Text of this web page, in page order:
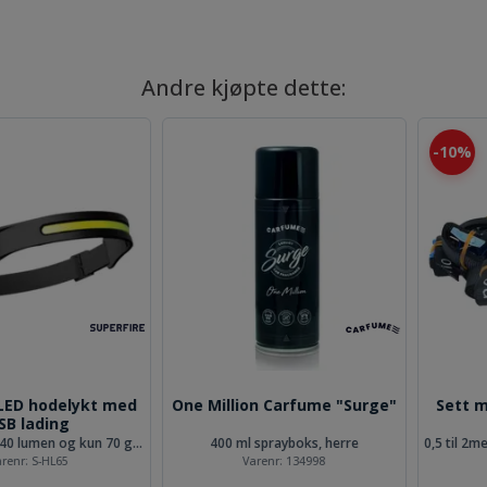
Andre kjøpte dette:
"Surge"
herre
Sett med hele 20stk Derax
0,5 til 2meter.Kan brukes til nesten alt
Varenr:133274
20%
Turtle